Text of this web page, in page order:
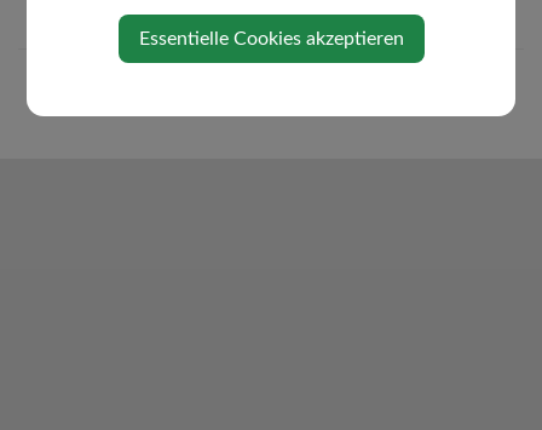
Essentielle Cookies akzeptieren